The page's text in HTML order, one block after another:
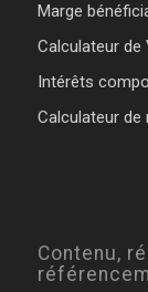
Marge
Calculateur de
Intérêts
Calculateur de
Contenu,